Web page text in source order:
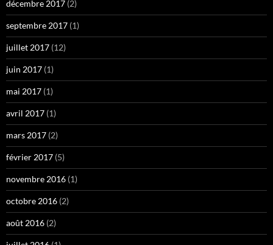
décembre 2017 (2)
septembre 2017 (1)
juillet 2017 (12)
juin 2017 (1)
mai 2017 (1)
avril 2017 (1)
mars 2017 (2)
février 2017 (5)
novembre 2016 (1)
octobre 2016 (2)
août 2016 (2)